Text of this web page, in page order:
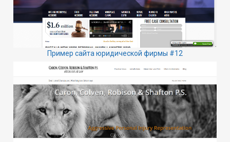
Пример сайта юридической фирмы #12